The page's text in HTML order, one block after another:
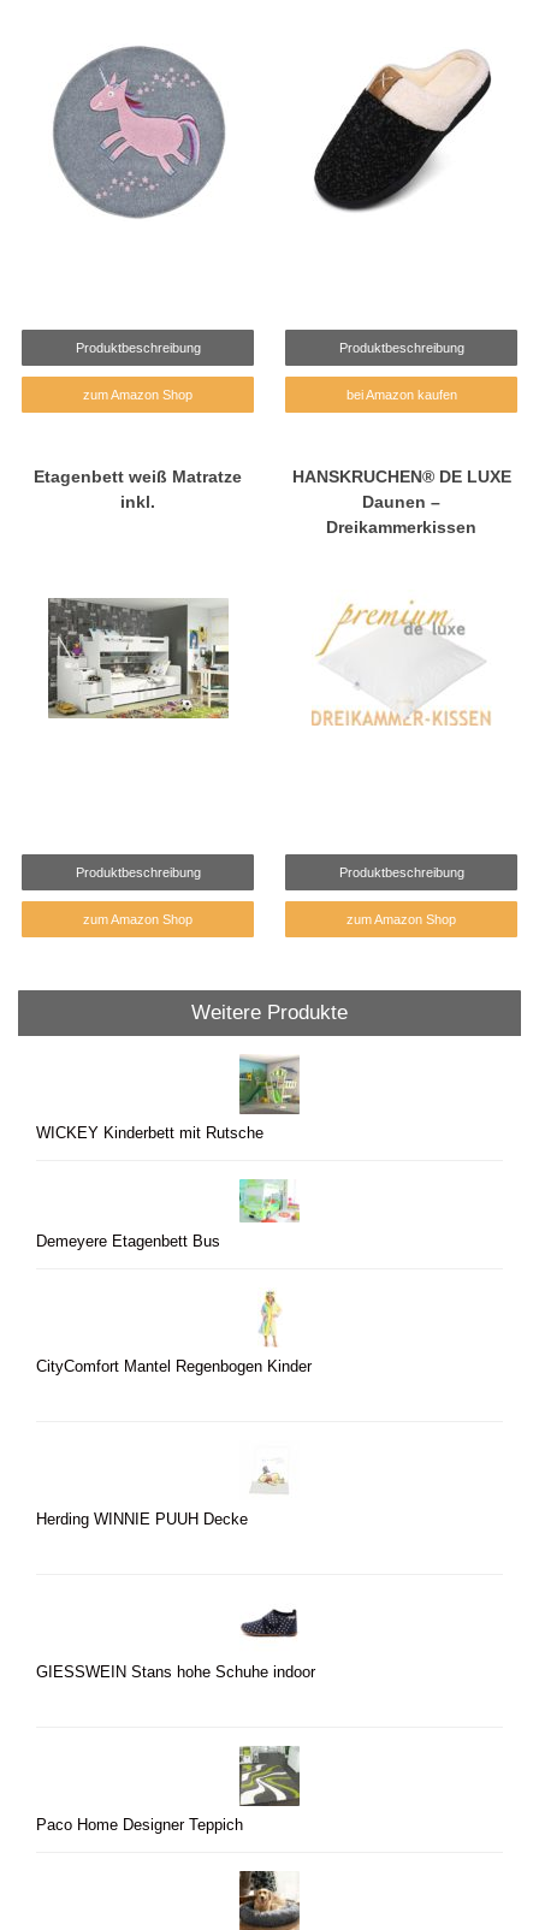
Produktbeschreibung
zum Amazon Shop
Produktbeschreibung
bei Amazon kaufen
Etagenbett weiß Matratze
inkl.
Produktbeschreibung
zum Amazon Shop
HANSKRUCHEN® DE LUXE
Daunen –
Dreikammerkissen
Produktbeschreibung
zum Amazon Shop
Weitere Produkte
WICKEY Kinderbett mit Rutsche
Demeyere Etagenbett Bus
CityComfort Mantel Regenbogen Kinder
Herding WINNIE PUUH Decke
GIESSWEIN Stans hohe Schuhe indoor
Paco Home Designer Teppich